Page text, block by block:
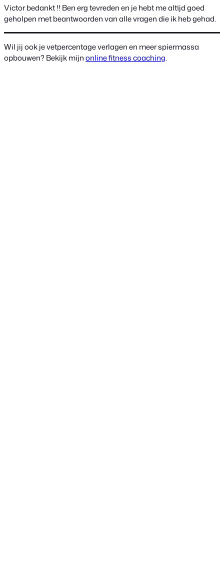
Victor bedankt !! Ben erg tevreden en je hebt me altijd goed
geholpen met beantwoorden van alle vragen die ik heb gehad.
Wil jij ook je vetpercentage verlagen en meer spiermassa
opbouwen? Bekijk mijnonline fitness coaching.